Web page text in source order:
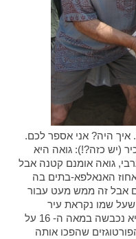
איך היה? אני אספר לכם.
(יש כזה?!): גואה היא
גואה אומנם קטנה אבל
האנאלפא-בתים בה
פחות מ-20% (מדהים אבל זה ממש מעט עבור
שעל שמו נקראת עיר
הבירה של גואה, ואסקו דה גאמה, היא נכבשה במאה ה- 16 על
שהפכו אותה